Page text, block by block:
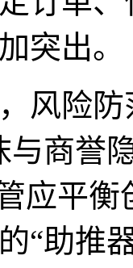
突出。
险防
与商誉
应平
“助推